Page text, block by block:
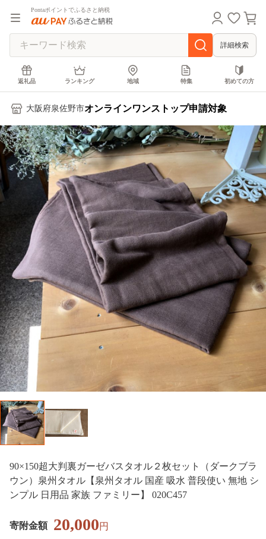
Pontaポイントでふるさと納税
詳細検索
返礼品 ランキング 地域 特集 初めての方
大阪府泉佐野市オンラインワンストップ申請対象
90×150超大判裏ガーゼバスタオル２枚セット（ダークブラ
ウン）泉州タオル【泉州タオル 国産 吸水 普段使い 無地 シ
ンプル 日用品 家族 ファミリー】 020C457
寄附金額 20,000円